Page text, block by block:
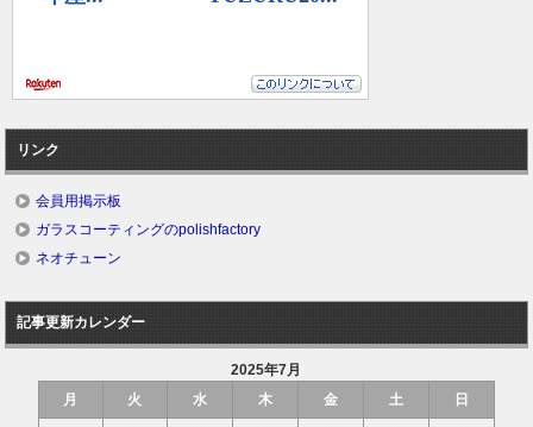
リンク
会員用掲示板
ガラスコーティングのpolishfactory
ネオチューン
記事更新カレンダー
2025年7月
月
火 水 木 金 土 日